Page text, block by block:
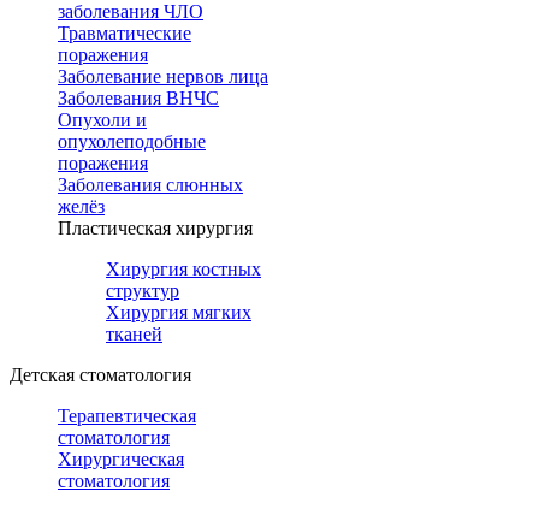
заболевания ЧЛО
Травматические
поражения
Заболевание нервов лица
Заболевания ВНЧС
Опухоли и
опухолеподобные
поражения
Заболевания слюнных
желёз
Пластическая хирургия
Хирургия костных
структур
Хирургия мягких
тканей
Детская стоматология
Терапевтическая
стоматология
Хирургическая
стоматология